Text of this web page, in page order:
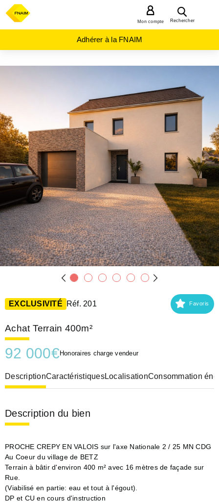
Rechercher
Mon compte
Adhérer à la FNAIM
FRANCE
OISE
(60)
BETZ
(60620)
EXCLUSIVITÉ Réf. 201 Favoris
Achat Terrain 400m²
92 000€ Honoraires charge vendeur
DescriptionCaractéristiquesLocalisationConsommation
Description du bien
PROCHE CREPY EN VALOIS sur l'axe Nationale 2 / 25 MN CDG
Au Coeur du village de BETZ
Terrain à bâtir d'environ 400 m² avec 16 mètres de façade sur
Rue.
(Viabilisé en partie: eau et tout à l'égout).
DP et CU en cours d'instruction